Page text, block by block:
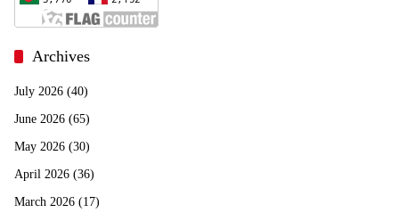
Archives
July 2026 (40)
June 2026 (65)
May 2026 (30)
April 2026 (36)
March 2026 (17)